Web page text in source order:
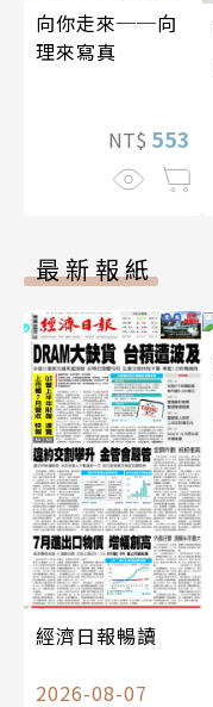
向你走來──向
理來寫真
NT$ 553
最新報紙
經濟日報暢讀
2026-08-07